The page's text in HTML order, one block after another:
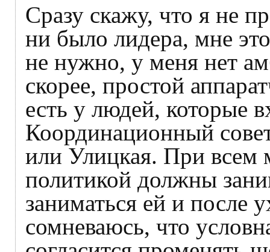
Сразу скажу, что я не
ни было лидера, мне
не нужно, у меня нет
скорее, простой
есть у людей, которые
Координационный
или Улицкая. При всем
политикой должны
заниматься ей и после
сомневаюсь, что